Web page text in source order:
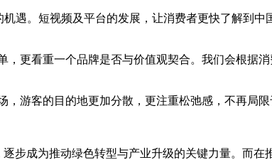
。短视频及平台的发展，让消费者更快了解到中
看重一个品牌是否与价值观契合。我们会根据
客的目的地更加分散，更注重松弛感，不再局
成为推动绿色转型与产业升级的关键力量。而在